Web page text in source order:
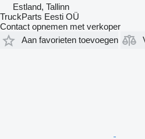
Estland, Tallinn
TruckParts Eesti OÜ
Contact opnemen met verkoper
Aan favorieten toevoegen